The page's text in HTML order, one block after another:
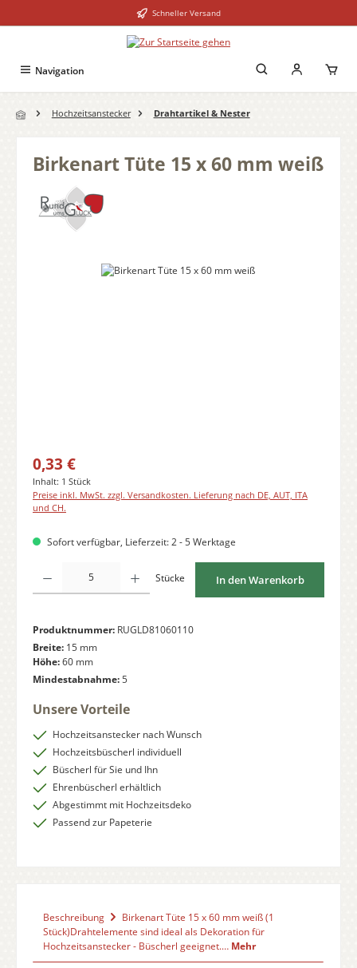
Schneller Versand
Navigation
Hochzeitsanstecker Drahtartikel & Nester
Birkenart Tüte 15 x 60 mm weiß
Bildergalerie überspringen
Regulärer Preis:
0,33 €
Inhalt: 1 Stück
Preise inkl. MwSt. zzgl. Versandkosten. Lieferung nach DE, AUT, ITA
und CH.
Sofort verfügbar, Lieferzeit: 2 - 5 Werktage
Stücke In den Warenkorb
Produktnummer: RUGLD81060110
Breite: 15 mm
Höhe:60 mm
Mindestabnahme:5
Unsere Vorteile
Hochzeitsanstecker nach Wunsch
Hochzeitsbüscherl individuell
Büscherl für Sie und Ihn
Ehrenbüscherl erhältlich
Abgestimmt mit Hochzeitsdeko
Passend zur Papeterie
Beschreibung
Birkenart Tüte 15 x 60 mm weiß (1
Stück)Drahtelemente sind ideal als Dekoration für
Hochzeitsanstecker - Büscherl geeignet.… Mehr